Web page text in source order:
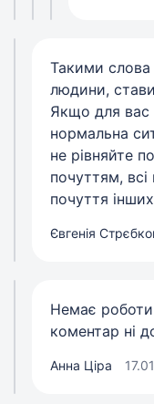
Такими слова
людини,
Якщо для вас
нормальна
не рівняйте
почуттям, всі
почуття
Євгенія
Немає
коментар ні
Анна Ціра